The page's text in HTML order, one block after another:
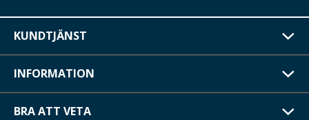
KUNDTJÄNST
INFORMATION
BRA ATT VETA